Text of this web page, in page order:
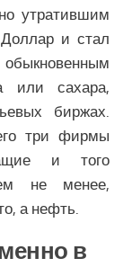
утратившим
и стал
или сахара,
биржах.
три фирмы
и того
не менее,
а нефть.
в